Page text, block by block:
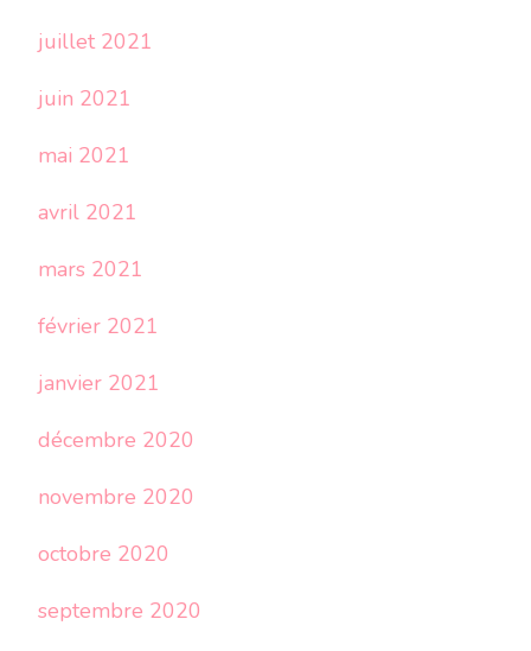
juillet 2021
juin 2021
mai 2021
avril 2021
mars 2021
février 2021
janvier 2021
décembre 2020
novembre 2020
octobre 2020
septembre 2020